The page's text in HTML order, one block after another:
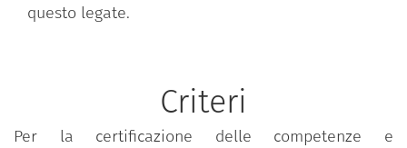
Il corso è parte dell'offerta formativa
e delle attività culturali, finanziato da Next
questo legate.
Criteri
Per la certificazione delle competenze e